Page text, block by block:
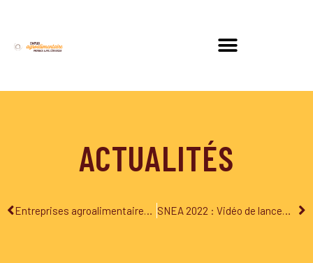
ACTUALITÉS
Entreprises agroalimentaires de la région Sud Provence-Alpes-Côte d’Azur : participez à la prochaine Semaine nationale des métiers de l’agroalimentaire qui aura lieu du 14 au 18 novembre ! SNEA 2022 : Vidéo de lancement